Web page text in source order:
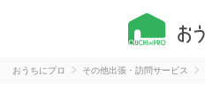
おうちにプロ その他出張・訪問サービス